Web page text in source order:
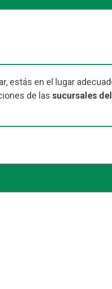
estás en el lugar
de las sucursales